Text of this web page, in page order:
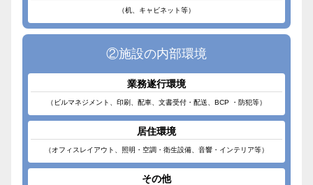
（机、キャビネット等）
②施設の内部環境
業務遂行環境
（ビルマネジメント、印刷、配車、文書受付・配送、BCP ・防犯等）
居住環境
（オフィスレイアウト、照明・空調・衛生設備、音響・インテリア等）
その他